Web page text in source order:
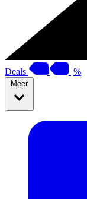
Deals %
Meer